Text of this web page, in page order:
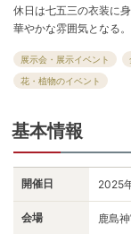
休日は七五三の衣装に
華やかな雰囲気となる。
展示会・展示イベント
花・植物のイベント
基本情報
開催日 2025
会場 鹿島